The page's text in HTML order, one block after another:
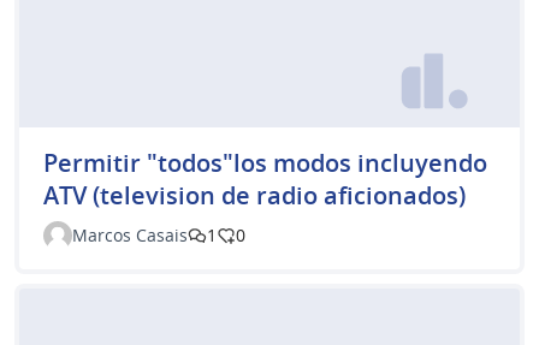
Permitir "todos"los modos incluyendo
ATV (television de radio aficionados)
Marcos Casais 1 0